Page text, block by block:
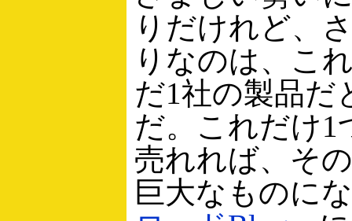
りだけれど、
りなのは、こ
だ1社の製品だ
だ。これだけ1
売れれば、そ
巨大なものに